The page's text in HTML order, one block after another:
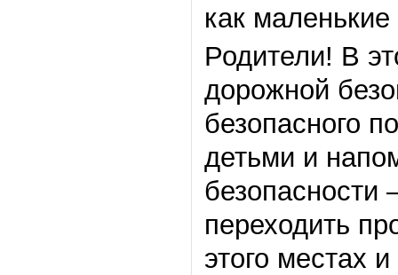
как
Родители! В
дорожной
безопасного
детьми и
безопасности
переходить
этого местах